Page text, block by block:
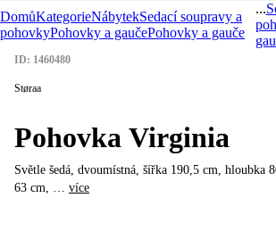
DomůKategorieNábytekSedací soupravy a
pohovkyPohovky a gaučePohovky a gauče
...
ID: 1460480
Støraa
Pohovka Virginia
Světle šedá, dvoumístná, šířka 190,5 cm, hloubka
63 cm, … více